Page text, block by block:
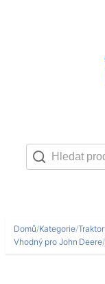
Domů/Kategorie/
Vhodný pro John Deere/